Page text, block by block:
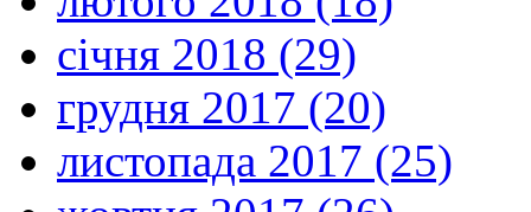
січня 2018 (29)
грудня 2017 (20)
листопада 2017 (25)